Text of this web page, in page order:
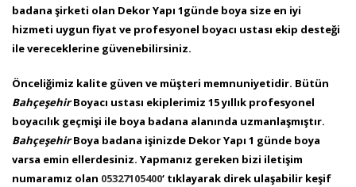
badana şirketi olan Dekor Yapı 1günde boya size en iyi
hizmeti uygun fiyat ve profesyonel boyacı ustası ekip desteği
ile vereceklerine güvenebilirsiniz.
Önceliğimiz kalite güven ve müşteri memnuniyetidir. Bütün
BahçeşehirBoyacı ustası ekiplerimiz 15 yıllık profesyonel
boyacılık geçmişi ile boya badana alanında uzmanlaşmıştır.
BahçeşehirBoya badana işinizde Dekor Yapı 1 günde boya
varsa emin ellerdesiniz. Yapmanız gereken bizi iletişim
numaramız olan 05327105400‘ tıklayarak direk ulaşabilir keşif